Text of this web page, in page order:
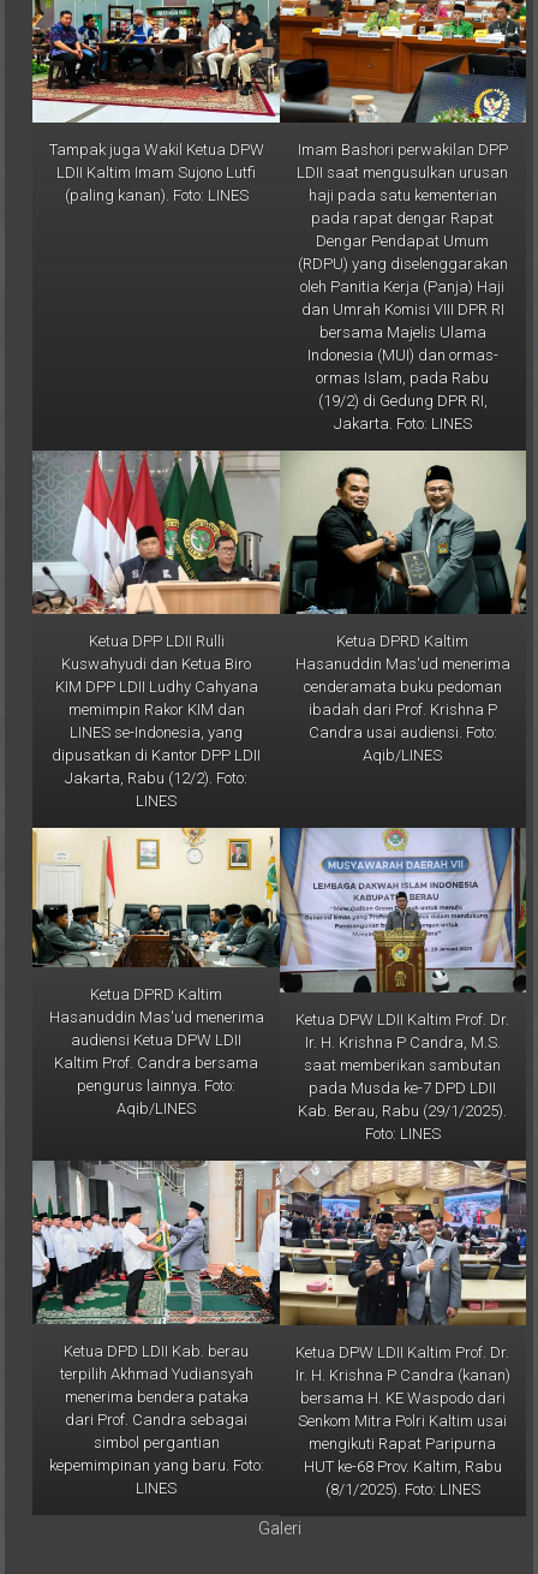
Tampak juga Wakil Ketua DPW
LDII Kaltim Imam Sujono Lutfi
(paling kanan). Foto: LINES
Imam Bashori perwakilan DPP
LDII saat mengusulkan urusan
haji pada satu kementerian
pada rapat dengar Rapat
Dengar Pendapat Umum
(RDPU) yang diselenggarakan
oleh Panitia Kerja (Panja) Haji
dan Umrah Komisi VIII DPR RI
bersama Majelis Ulama
Indonesia (MUI) dan ormas-
ormas Islam, pada Rabu
(19/2) di Gedung DPR RI,
Jakarta. Foto: LINES
Ketua DPP LDII Rulli
Kuswahyudi dan Ketua Biro
KIM DPP LDII Ludhy Cahyana
memimpin Rakor KIM dan
LINES se-Indonesia, yang
dipusatkan di Kantor DPP LDII
Jakarta, Rabu (12/2). Foto:
LINES
Ketua DPRD Kaltim
Hasanuddin Mas'ud menerima
cenderamata buku pedoman
ibadah dari Prof. Krishna P
Candra usai audiensi. Foto:
Aqib/LINES
Ketua DPRD Kaltim
Hasanuddin Mas'ud menerima
audiensi Ketua DPW LDII
Kaltim Prof. Candra bersama
pengurus lainnya. Foto:
Aqib/LINES
Ketua DPW LDII Kaltim Prof. Dr.
Ir. H. Krishna P Candra, M.S.
saat memberikan sambutan
pada Musda ke-7 DPD LDII
Kab. Berau, Rabu (29/1/2025).
Foto: LINES
Ketua DPD LDII Kab. berau
terpilih Akhmad Yudiansyah
menerima bendera pataka
dari Prof. Candra sebagai
simbol pergantian
kepemimpinan yang baru. Foto:
LINES
Ketua DPW LDII Kaltim Prof. Dr.
Ir. H. Krishna P Candra (kanan)
bersama H. KE Waspodo dari
Senkom Mitra Polri Kaltim usai
mengikuti Rapat Paripurna
HUT ke-68 Prov. Kaltim, Rabu
(8/1/2025). Foto: LINES